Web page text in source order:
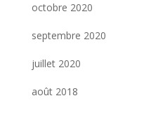
octobre 2020
septembre 2020
juillet 2020
août 2018